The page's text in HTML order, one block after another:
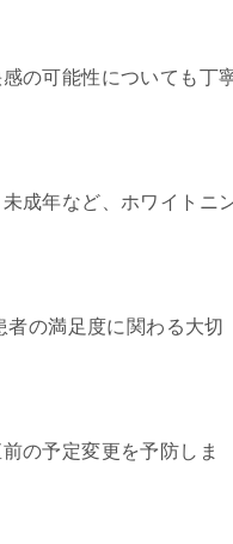
の可能性についても丁
成年など、ホワイトニ
の満足度に関わる大切
の予定変更を予防しま